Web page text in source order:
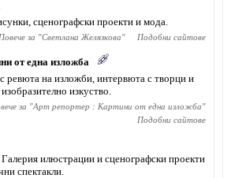
сценографски проекти и мода.
Повече за "Светлана Желязкова" Подобни сайтове
от една изложба
ревюта на изложби, интервюта с творци и
изкуство.
за "Арт репортер : Картини от една изложба"
Подобни сайтове
илюстрации и сценографски проекти
спектакли.